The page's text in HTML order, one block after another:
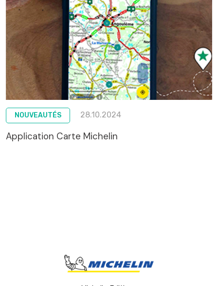
NOUVEAUTÉS 28.10.2024
Application Carte Michelin